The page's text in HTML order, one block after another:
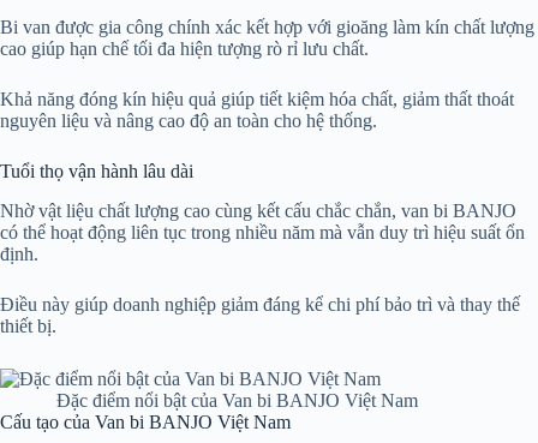
Bi van được gia công chính xác kết hợp với gioăng làm kín chất lượng
cao giúp hạn chế tối đa hiện tượng rò rỉ lưu chất.
Khả năng đóng kín hiệu quả giúp tiết kiệm hóa chất, giảm thất thoát
nguyên liệu và nâng cao độ an toàn cho hệ thống.
Tuổi thọ vận hành lâu dài
Nhờ vật liệu chất lượng cao cùng kết cấu chắc chắn, van bi BANJO
có thể hoạt động liên tục trong nhiều năm mà vẫn duy trì hiệu suất ổn
định.
Điều này giúp doanh nghiệp giảm đáng kể chi phí bảo trì và thay thế
thiết bị.
Đặc điểm nổi bật của Van bi BANJO Việt Nam
Cấu tạo của Van bi BANJO Việt Nam